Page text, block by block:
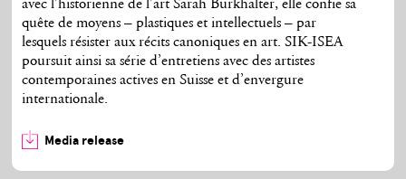
avec l’historienne de l’art Sarah Burkhalter, elle confie sa
quête de moyens – plastiques et intellectuels – par
lesquels résister aux récits canoniques en art. SIK-ISEA
poursuit ainsi sa série d’entretiens avec des artistes
contemporaines actives en Suisse et d’envergure
internationale.
Media release